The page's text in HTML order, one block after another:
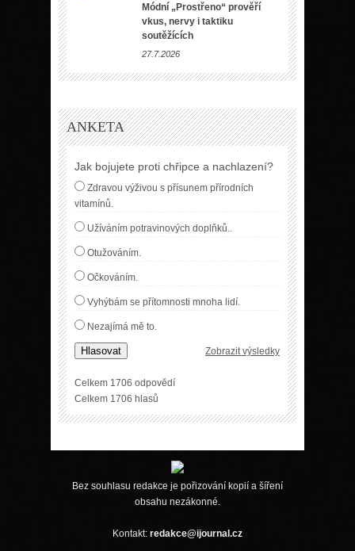
Módní „Prostřeno“ prověří
vkus, nervy i taktiku
soutěžících
27.7.2026
ANKETA
Jak bojujete proti chřipce a nachlazení?
Zdravou výživou s přísunem přírodních
vitamínů.
Užíváním potravinových doplňků..
Otužováním.
Očkováním.
Vyhýbám se přítomnosti mnoha lidí.
Nezajímá mě to.
Hlasovat Zobrazit výsledky
Celkem 1706 odpovědí
Celkem 1706 hlasů
Bez souhlasu redakce je pořizování kopií a šíření
obsahu nezákonné.
Kontakt: redakce@ijournal.cz